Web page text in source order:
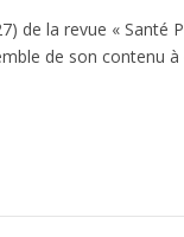
de la revue « Santé
de son contenu